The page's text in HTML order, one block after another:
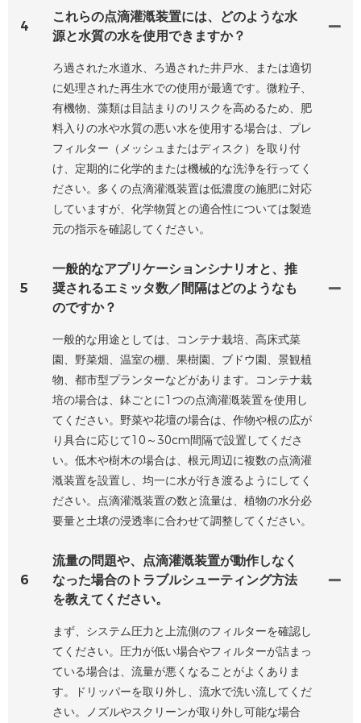
4
これらの点滴灌漑装置には、どのような水
源と水質の水を使用できますか？
ろ過された水道水、ろ過された井戸水、または適切
に処理された再生水での使用が最適です。微粒子、
有機物、藻類は目詰まりのリスクを高めるため、肥
料入りの水や水質の悪い水を使用する場合は、プレ
フィルター（メッシュまたはディスク）を取り付
け、定期的に化学的または機械的な洗浄を行ってく
ださい。多くの点滴灌漑装置は低濃度の施肥に対応
していますが、化学物質との適合性については製造
元の指示を確認してください。
5
一般的なアプリケーションシナリオと、推
奨されるエミッタ数／間隔はどのようなも
のですか？
一般的な用途としては、コンテナ栽培、高床式菜
園、野菜畑、温室の棚、果樹園、ブドウ園、景観植
物、都市型プランターなどがあります。コンテナ栽
培の場合は、鉢ごとに1つの点滴灌漑装置を使用し
てください。野菜や花壇の場合は、作物や根の広が
り具合に応じて10～30cm間隔で設置してくださ
い。低木や樹木の場合は、根元周辺に複数の点滴灌
漑装置を設置し、均一に水が行き渡るようにしてく
ださい。点滴灌漑装置の数と流量は、植物の水分必
要量と土壌の浸透率に合わせて調整してください。
6
流量の問題や、点滴灌漑装置が動作しなく
なった場合のトラブルシューティング方法
を教えてください。
まず、システム圧力と上流側のフィルターを確認し
てください。圧力が低い場合やフィルターが詰まっ
ている場合は、流量が悪くなることがよくありま
す。ドリッパーを取り外し、流水で洗い流してくだ
さい。ノズルやスクリーンが取り外し可能な場合